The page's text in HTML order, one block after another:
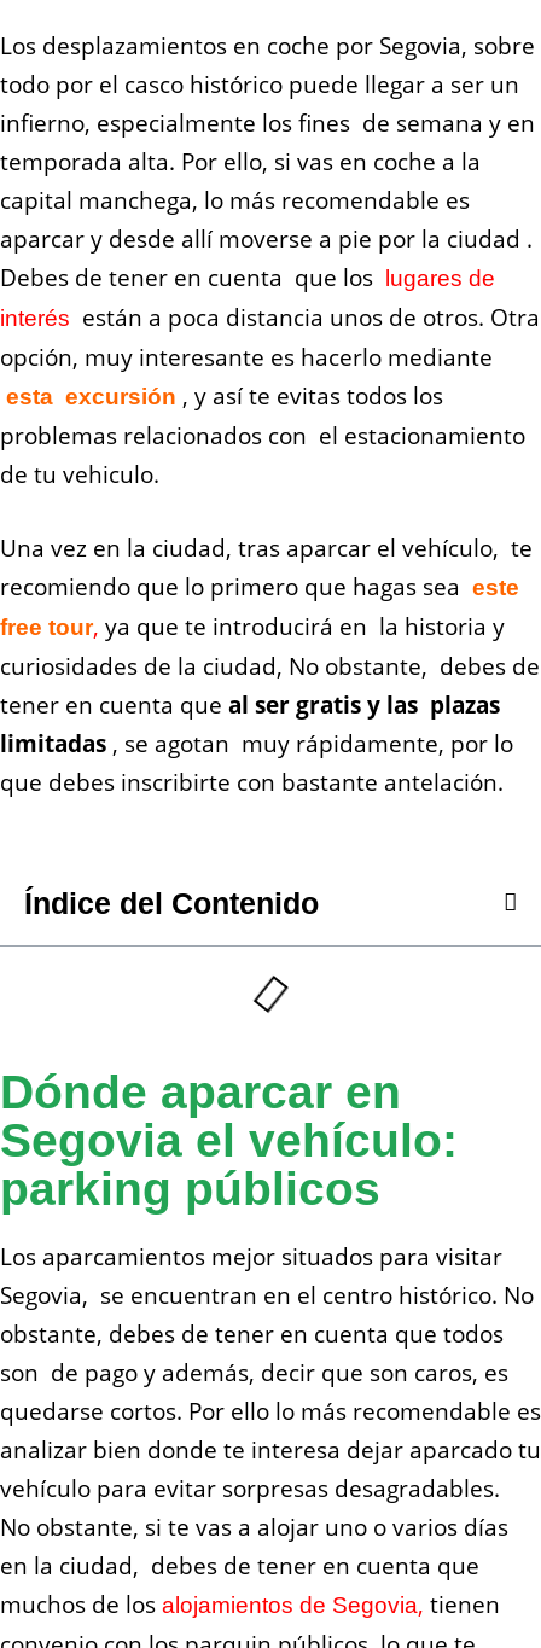
Los desplazamientos en coche por Segovia, sobre
todo por el casco histórico puede llegar a ser un
infierno, especialmente los fines de semana y en
temporada alta. Por ello, si vas en coche a la
capital manchega, lo más recomendable es
aparcar y desde allí moverse a pie por la ciudad .
Debes de tener en cuenta que los lugares de
interés están a poca distancia unos de otros. Otra
opción, muy interesante es hacerlo mediante
esta excursión , y así te evitas todos los
problemas relacionados con el estacionamiento
de tu vehiculo.
Una vez en la ciudad, tras aparcar el vehículo, te
recomiendo que lo primero que hagas sea este
free tour, ya que te introducirá en la historia y
curiosidades de la ciudad, No obstante, debes de
tener en cuenta que al ser gratis y las plazas
limitadas , se agotan muy rápidamente, por lo
que debes inscribirte con bastante antelación.
Índice del Contenido
Dónde aparcar en
Segovia el vehículo:
parking públicos
Los aparcamientos mejor situados para visitar
Segovia, se encuentran en el centro histórico. No
obstante, debes de tener en cuenta que todos
son de pago y además, decir que son caros, es
quedarse cortos. Por ello lo más recomendable es
analizar bien donde te interesa dejar aparcado tu
vehículo para evitar sorpresas desagradables.
No obstante, si te vas a alojar uno o varios días
en la ciudad, debes de tener en cuenta que
muchos de los alojamientos de Segovia, tienen